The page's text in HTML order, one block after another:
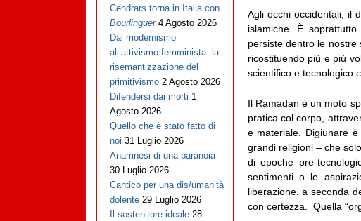
Agli occhi occidentali, il
islamiche. È
persiste dentro le
ricostituendo più e più
scientifico e tecnologico
Il Ramadan è un moto
pratica col corpo,
e materiale. Digiunare
grandi religioni – che
di epoche pre-
sentimenti o le
liberazione, a seconda
con certezza. Quella
Cendrars torna in Italia con
Bourlinguer 4 Agosto 2026
Dal modernismo
all’attivismo femminista: la
risemantizzazione del
primitivismo 2 Agosto 2026
Difendersi dai morti 1
Agosto 2026
Quello che è stato fatto di
noi 31 Luglio 2026
Anamnesi di una paranoia
30 Luglio 2026
Cantico per una dis/umanità
dolente 29 Luglio 2026
Il sostenitore ideale 28